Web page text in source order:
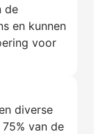
de
en kunnen
voor
diverse
van de